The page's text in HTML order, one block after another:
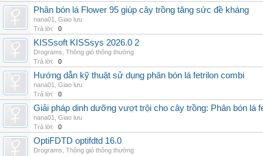
Phân bón lá Flower 95 giúp cây trồng tăng sức đề kháng
nana01
Giao lưu
Trả lời:
0
KISSsoft KISSsys 2026.0 2
Drograms Thông gió thông thường
Trả lời:
0
Hướng dẫn kỹ thuật sử dụng phân bón lá fetrilon combi
nana01
Giao lưu
Trả lời:
0
Giải pháp dinh dưỡng vượt trội cho cây trồng: Phân bón lá
nana01
Giao lưu
Trả lời:
0
OptiFDTD optifdtd 16.0
Drograms Thông gió thông thường